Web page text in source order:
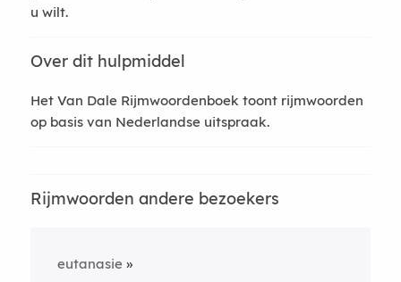
u wilt.
Over dit hulpmiddel
Het Van Dale Rijmwoordenboek toont rijmwoorden
op basis van Nederlandse uitspraak.
Rijmwoorden andere bezoekers
eutanasie